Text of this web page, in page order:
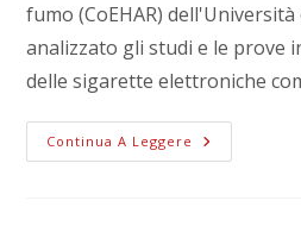
fumo (CoEHAR) dell'Università
analizzato gli studi e le prove
delle sigarette elettroniche
Continua A Leggere